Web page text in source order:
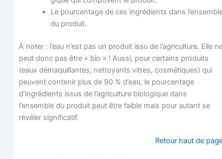
Le pour­cen­tage de ces ingré­dients dans
du produit.
À noter : l’eau n’est pas un pro­duit issu de l’agriculture. Elle
peut donc pas être « bio » ! Aus­si, pour cer­tains pro­duits
(eaux déma­quillantes, net­toyants vitres, cos­mé­tiques) qui
peuvent conte­nir plus de 90 % d’eau, le pour­cen­tage
d’ingrédients issus de l’agriculture bio­lo­gique dans
l’ensemble du pro­duit peut être faible mais pour autant se
révé­ler significatif.
Retour haut de